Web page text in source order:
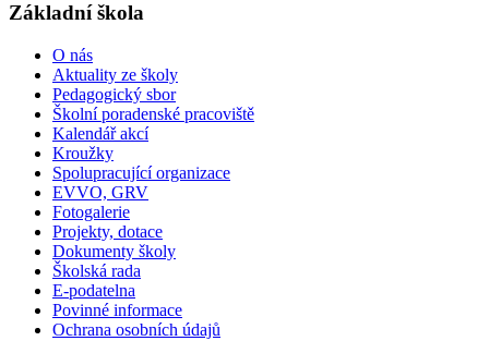
Základní škola
O nás
Aktuality ze školy
Pedagogický sbor
Školní poradenské pracoviště
Kalendář akcí
Kroužky
Spolupracující organizace
EVVO, GRV
Fotogalerie
Projekty, dotace
Dokumenty školy
Školská rada
E-podatelna
Povinné informace
Ochrana osobních údajů